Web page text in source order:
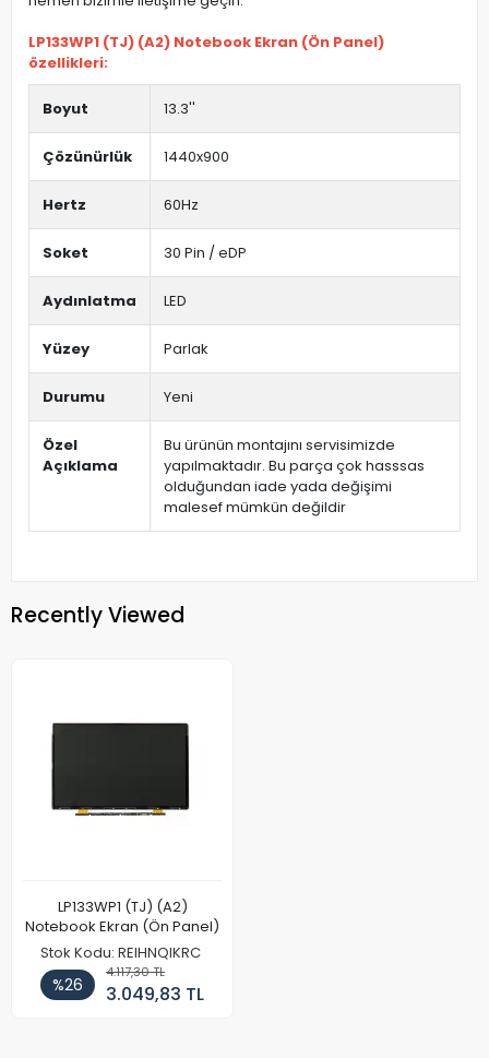
LP133WP1 (TJ) (A2) Notebook Ekran (Ön Panel)
özellikleri:
Boyut 13.3''
Çözünürlük 1440x900
Hertz 60Hz
Soket 30 Pin / eDP
Aydınlatma LED
Yüzey Parlak
Durumu Yeni
Özel
Açıklama
Bu ürünün montajını servisimizde
yapılmaktadır. Bu parça çok hasssas
olduğundan iade yada değişimi
malesef mümkün değildir
Recently Viewed
LP133WP1 (TJ) (A2)
Notebook Ekran (Ön Panel)
Stok Kodu: REIHNQIKRC
%26
4.117,30 TL
3.049,83 TL